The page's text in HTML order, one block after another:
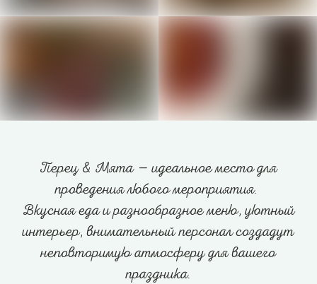
Перец & Мята — идеальное место для
проведения любого мероприятия.
Вкусная еда и разнообразное меню, уютный
интерьер, внимательный персонал создадут
неповторимую атмосферу для вашего
праздника.